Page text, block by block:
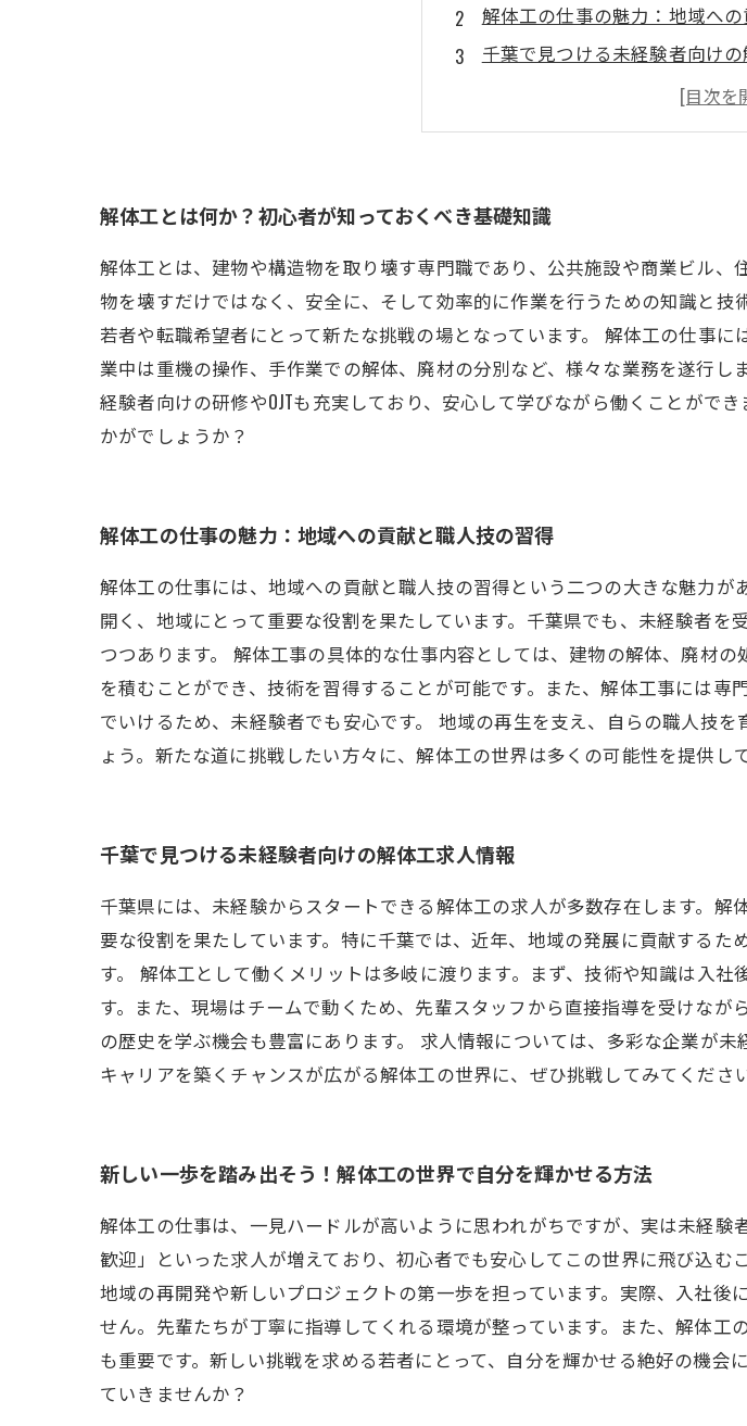
解体工の仕事の魅力：地域へ
千葉で見つける未経験者向け
新しい一歩を踏み出そう！解
解体工とは何か？初心者が知っておくべき基礎知識
解体工とは、建物や構造物を取り壊す専門職であり、公共施設や商業ビル
物を壊すだけではなく、安全に、そして効率的に作業を行うための知識と技
若者や転職希望者にとって新たな挑戦の場となっています。 解体工の仕事
業中は重機の操作、手作業での解体、廃材の分別など、様々な業務を遂行
経験者向けの研修やOJTも充実しており、安心して学びながら働くことがで
かがでしょうか？
解体工の仕事の魅力：地域への貢献と職人技の習得
解体工の仕事には、地域への貢献と職人技の習得という二つの大きな魅力
開く、地域にとって重要な役割を果たしています。千葉県でも、未経験者
つつあります。 解体工事の具体的な仕事内容としては、建物の解体、廃材
を積むことができ、技術を習得することが可能です。また、解体工事には
でいけるため、未経験者でも安心です。 地域の再生を支え、自らの職人技
ょう。新たな道に挑戦したい方々に、解体工の世界は多くの可能性を提供し
千葉で見つける未経験者向けの解体工求人情報
千葉県には、未経験からスタートできる解体工の求人が多数存在します。
要な役割を果たしています。特に千葉では、近年、地域の発展に貢献する
す。 解体工として働くメリットは多岐に渡ります。まず、技術や知識は入
す。また、現場はチームで動くため、先輩スタッフから直接指導を受けな
の歴史を学ぶ機会も豊富にあります。 求人情報については、多彩な企業が
キャリアを築くチャンスが広がる解体工の世界に、ぜひ挑戦してみてくださ
新しい一歩を踏み出そう！解体工の世界で自分を輝かせる方法
解体工の仕事は、一見ハードルが高いように思われがちですが、実は未経
歓迎」といった求人が増えており、初心者でも安心してこの世界に飛び込む
地域の再開発や新しいプロジェクトの第一歩を担っています。実際、入社
せん。先輩たちが丁寧に指導してくれる環境が整っています。また、解体
も重要です。新しい挑戦を求める若者にとって、自分を輝かせる絶好の機
ていきませんか？